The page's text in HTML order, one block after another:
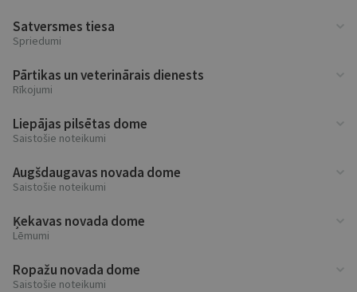
Satversmes tiesa
Spriedumi
Pārtikas un veterinārais dienests
Rīkojumi
Liepājas pilsētas dome
Saistošie noteikumi
Augšdaugavas novada dome
Saistošie noteikumi
Ķekavas novada dome
Lēmumi
Ropažu novada dome
Saistošie noteikumi